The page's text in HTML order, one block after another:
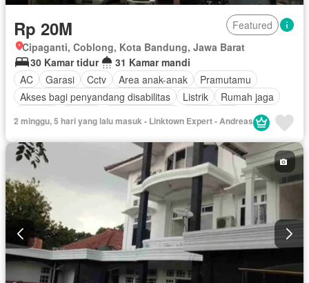
Rp 20M
Featured
Cipaganti, Coblong, Kota Bandung, Jawa Barat
30 Kamar tidur
31 Kamar mandi
AC
Garasi Cctv Area anak-anak
Pramutamu
Akses bagi penyandang disabilitas
Listrik
Rumah jaga
Kolam renang
Keamanan 24 jam
Kabel video
Halaman
2 minggu, 5 hari yang lalu masuk - Linktown Expert - Andreas